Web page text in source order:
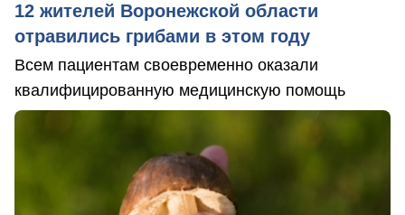
12 жителей Воронежской области
отравились грибами в этом году
Всем пациентам своевременно оказали
квалифицированную медицинскую помощь